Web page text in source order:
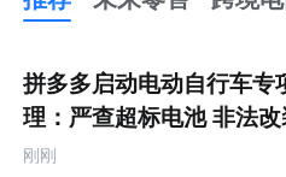
未
来
零
售
跨
境
拼多多启动电动自行车专
理：严查超标电池 非法
违规宣传
刚刚